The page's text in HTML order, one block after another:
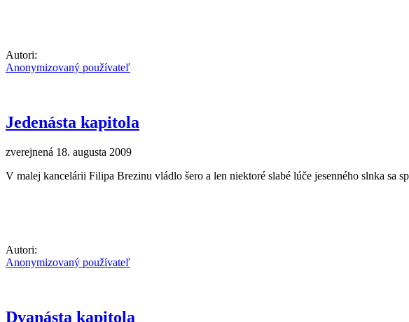
Autori:
Anonymizovaný používateľ
Jedenásta kapitola
zverejnená 18. augusta 2009
V malej kancelárii Filipa Brezinu vládlo šero a len niektoré slabé lúče jesenného slnka sa
Autori:
Anonymizovaný používateľ
Dvanásta kapitola